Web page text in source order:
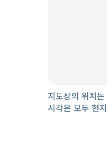
지도상의 위치
시각은 모두 현